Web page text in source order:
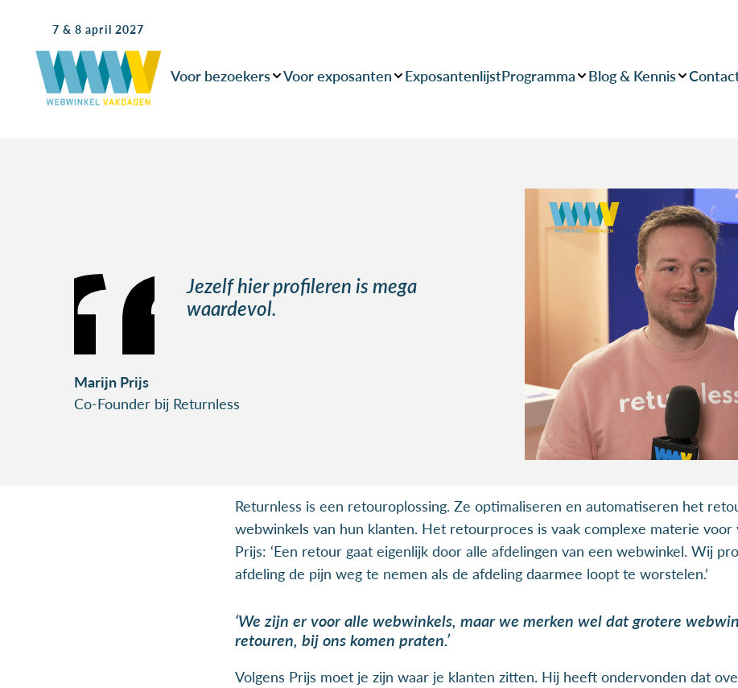
7 & 8 april 2027
Voor bezoekers Voor exposanten ExposantenlijstProgramma Blog & Kennis
Jezelf hier profileren is mega
waardevol.
Marijn Prijs
Co-Founder bij Returnless
Returnless is een retouroplossing. Ze optimaliseren en automatiseren het
webwinkels van hun klanten. Het retourproces is vaak complexe materie voor
Prijs: ‘Een retour gaat eigenlijk door alle afdelingen van een webwinkel. Wij
afdeling de pijn weg te nemen als de afdeling daarmee loopt te worstelen.’
‘We zijn er voor alle webwinkels, maar we merken wel dat grotere
retouren, bij ons komen praten.’
Volgens Prijs moet je zijn waar je klanten zitten. Hij heeft ondervonden dat